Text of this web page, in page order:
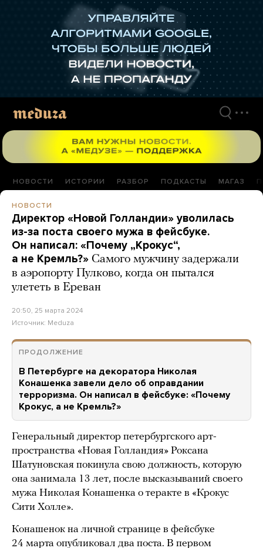
НОВОСТИ ИСТОРИИ РАЗБОР ПОДКАСТЫ МАГАЗ
НОВОСТИ
Директор «Новой Голландии» уволилась
из-за поста своего мужа в фейсбуке.
Он написал: «Почему „Крокус“,
а не Кремль?» Самого мужчину задержали
в аэропорту Пулково, когда он пытался
улететь в Ереван
20:50, 25 марта 2024
Источник: Meduza
ПРОДОЛЖЕНИЕ
В Петербурге на декоратора Николая
Конашенка завели дело об оправдании
терроризма. Он написал в фейсбуке: «Почему
Крокус, а не Кремль?»
Генеральный директор петербургского арт-
пространства «Новая Голландия» Роксана
Шатуновская покинула свою должность, которую
она занимала 13 лет, после высказываний своего
мужа Николая Конашенка о теракте в «Крокус
Сити Холле».
Конашенок на личной странице в фейсбуке
24 марта опубликовал два поста. В первом